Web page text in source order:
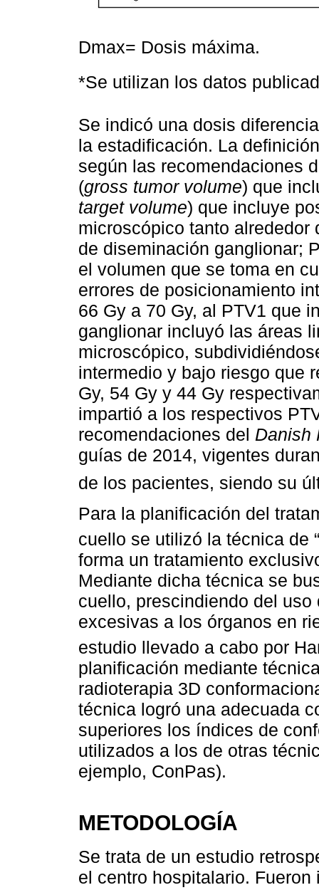
Dmax= Dosis máxima.
*Se utilizan los datos
Se indicó una dosis
la estadificación. La
según las recomendaciones
(gross tumor volume) que
target volume) que incluye
microscópico tanto
de diseminación ganglionar;
el volumen que se toma en
errores de posicionamiento
66 Gy a 70 Gy, al PTV1 que
ganglionar incluyó las áreas
microscópico,
intermedio y bajo riesgo que
Gy, 54 Gy y 44 Gy
impartió a los respectivos
recomendaciones del Danish
guías de 2014, vigentes
de los pacientes, siendo su
Para la planificación del
cuello se utilizó la técnica de
forma un tratamiento
Mediante dicha técnica se
cuello, prescindiendo del
excesivas a los órganos en
estudio llevado a cabo por
planificación mediante
radioterapia 3D
técnica logró una adecuada
superiores los índices de
utilizados a los de otras
ejemplo, ConPas).
METODOLOGÍA
Se trata de un estudio
el centro hospitalario.